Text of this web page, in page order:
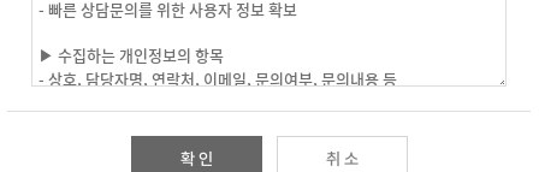
확 인 취 소